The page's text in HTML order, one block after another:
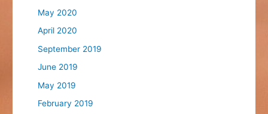
May 2020
April 2020
September 2019
June 2019
May 2019
February 2019